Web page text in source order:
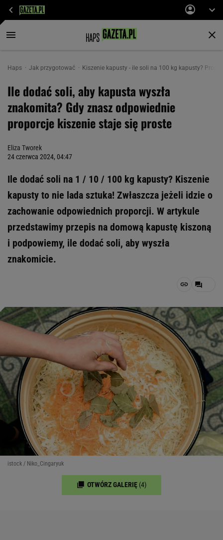
Haps Jak przygotować Kiszenie kapusty - ile soli na 100 kg kapusty?
Ile dodać soli, aby kapusta wyszła
znakomita? Gdy znasz odpowiednie
proporcje kiszenie staje się proste
Eliza Tworek
24 czerwca 2024, 04:47
Ile dodać soli na 1 / 10 / 100 kg kapusty? Kiszenie
kapusty to nie lada sztuka! Zwłaszcza jeżeli idzie o
zachowanie odpowiednich proporcji. W artykule
przedstawimy przepis na domową kapustę kiszoną
i podpowiemy, ile dodać soli, aby wyszła
znakomicie.
istock / Niko_Cingaryuk
OTWÓRZ GALERIĘ (4)